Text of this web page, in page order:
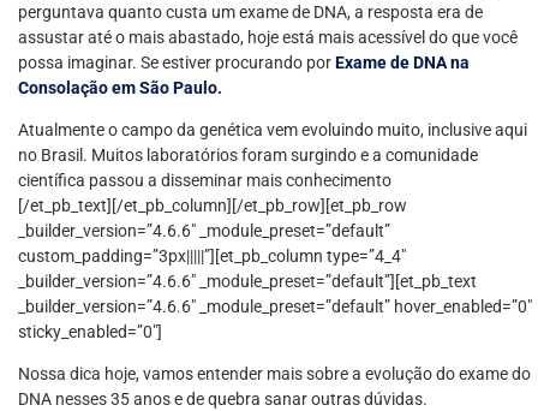
perguntava quanto custa um exame de DNA, a resposta era de
assustar até o mais abastado, hoje está mais acessível do que você
possa imaginar. Se estiver procurando porExame de DNA na
Consolação em São Paulo.
Atualmente o campo da genética vem evoluindo muito, inclusive aqui
no Brasil. Muitos laboratórios foram surgindo e a comunidade
científica passou a disseminar mais conhecimento
[/et_pb_text][/et_pb_column][/et_pb_row][et_pb_row
_builder_version=”4.6.6″ _module_preset=”default”
custom_padding=”3px|||||”][et_pb_column type=”4_4″
_builder_version=”4.6.6″ _module_preset=”default”][et_pb_text
_builder_version=”4.6.6″ _module_preset=”default” hover_enabled=”0″
sticky_enabled=”0″]
Nossa dica hoje, vamos entender mais sobre a evolução do exame do
DNA nesses 35 anos e de quebra sanar outras dúvidas.